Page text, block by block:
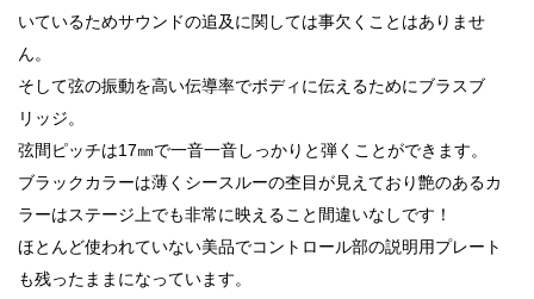
いているためサウンドの追及に関しては事欠くことはありませ
ん。
そして弦の振動を高い伝導率でボディに伝えるためにブラスブ
リッジ。
弦間ピッチは17㎜で一音一音しっかりと弾くことができます。
ブラックカラーは薄くシースルーの杢目が見えており艶のあるカ
ラーはステージ上でも非常に映えること間違いなしです！
ほとんど使われていない美品でコントロール部の説明用プレート
も残ったままになっています。